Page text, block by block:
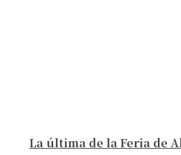
La última de la Feria de